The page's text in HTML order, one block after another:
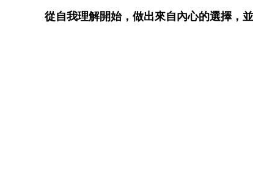
從自我理解開始，做出來自內心的選擇，